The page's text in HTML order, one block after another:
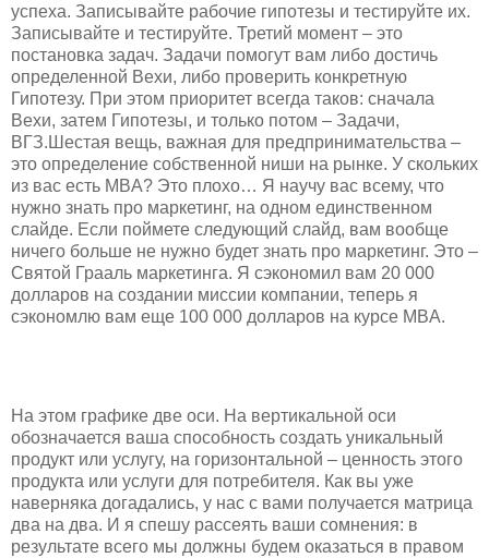
успеха. Записывайте рабочие гипотезы и тестируйте их.
Записывайте и тестируйте. Третий момент – это
постановка задач. Задачи помогут вам либо достичь
определенной Вехи, либо проверить конкретную
Гипотезу. При этом приоритет всегда таков: сначала
Вехи, затем Гипотезы, и только потом – Задачи,
ВГЗ.Шестая вещь, важная для предпринимательства –
это определение собственной ниши на рынке. У скольких
из вас есть MBA? Это плохо… Я научу вас всему, что
нужно знать про маркетинг, на одном единственном
слайде. Если поймете следующий слайд, вам вообще
ничего больше не нужно будет знать про маркетинг. Это –
Святой Грааль маркетинга. Я сэкономил вам 20 000
долларов на создании миссии компании, теперь я
сэкономлю вам еще 100 000 долларов на курсе MBA.
На этом графике две оси. На вертикальной оси
обозначается ваша способность создать уникальный
продукт или услугу, на горизонтальной – ценность этого
продукта или услуги для потребителя. Как вы уже
наверняка догадались, у нас с вами получается матрица
два на два. И я спешу рассеять ваши сомнения: в
результате всего мы должны будем оказаться в правом